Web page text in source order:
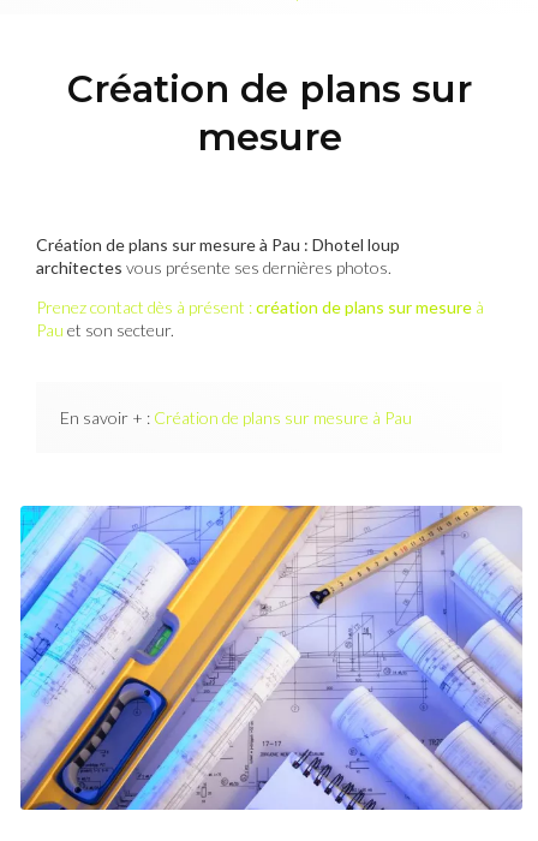
Création de plans sur
mesure
Création de plans sur mesure à Pau : Dhotel loup
architectes vous présente ses dernières photos.
Prenez contact dès à présent :création de plans sur mesure à
Pau et son secteur.
En savoir + : Création de plans sur mesure à Pau